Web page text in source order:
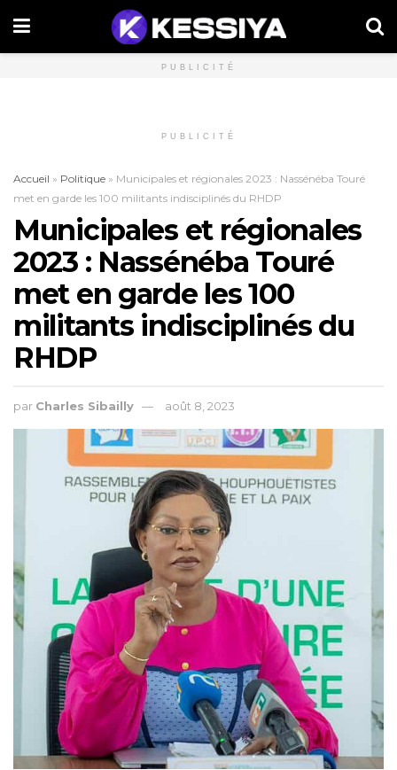
PUBLICITÉ
PUBLICITÉ
Accueil » Politique » Municipales et régionales 2023 : Nassénéba Touré
met en garde les 100 militants indisciplinés du RHDP
Municipales et régionales
2023 : Nassénéba Touré
met en garde les 100
militants indisciplinés du
RHDP
par Charles Sibailly août 8, 2023